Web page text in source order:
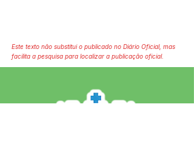
Este texto não substitui o publicado no Diário Oficial, mas
facilita a pesquisa para localizar a publicação oficial.